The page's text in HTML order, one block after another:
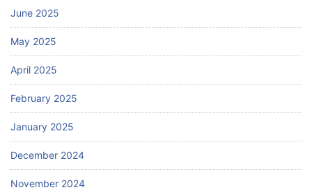
June 2025
May 2025
April 2025
February 2025
January 2025
December 2024
November 2024